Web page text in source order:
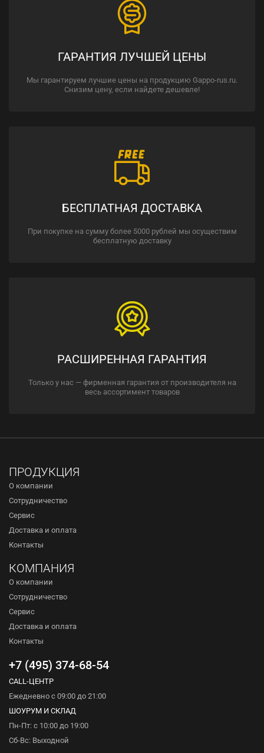
ГАРАНТИЯ ЛУЧШЕЙ ЦЕНЫ
Мы гарантируем лучшие цены на продукцию Gappo-rus.ru.
Снизим цену, если найдете дешевле!
БЕСПЛАТНАЯ ДОСТАВКА
При покупке на сумму более 5000 рублей мы осуществим
бесплатную доставку
РАСШИРЕННАЯ ГАРАНТИЯ
Только у нас — фирменная гарантия от производителя на
весь ассортимент товаров
ПРОДУКЦИЯ
О компании
Сотрудничество
Сервис
Доставка и оплата
Контакты
КОМПАНИЯ
О компании
Сотрудничество
Сервис
Доставка и оплата
Контакты
+7 (495) 374-68-54
CALL-ЦЕНТР
Ежедневно с 09:00 до 21:00
ШОУРУМ И СКЛАД
Пн-Пт: с 10:00 до 19:00
Сб-Вс: Выходной